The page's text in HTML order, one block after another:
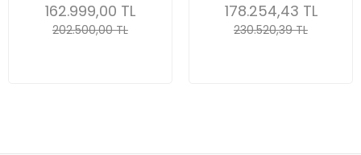
162.999,00 TL
202.500,00 TL
178.254,43 TL
230.520,39 TL